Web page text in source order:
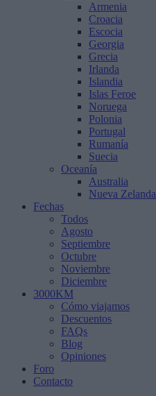
Armenia
Croacia
Escocia
Georgia
Grecia
Irlanda
Islandia
Islas Feroe
Noruega
Polonia
Portugal
Rumanía
Suecia
Oceanía
Australia
Nueva Zelanda
Fechas
Todos
Agosto
Septiembre
Octubre
Noviembre
Diciembre
3000KM
Cómo viajamos
Descuentos
FAQs
Blog
Opiniones
Foro
Contacto